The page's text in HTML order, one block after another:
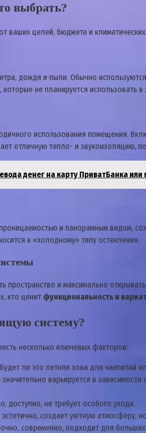
выбрать?
ваших целей‚ бюджета и
дождя и пыли. Обычно используются
которые не планируется
использования помещения.
отличную тепло- и звукоизоляцию‚
денег на карту ПриватБанка или
и панорамным видом‚
к «холодному» типу остекления.
пространство и максимально
кто ценит функциональность и
систему?
несколько ключевых факторов:
Будет ли это летняя зона для чаепитий
значительно варьируется в
доступно‚ не требует особого ухода.
эстетично‚ создает уютную атмосферу‚
современно‚ подходит для